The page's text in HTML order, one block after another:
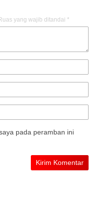
yang wajib ditandai *
pada peramban ini